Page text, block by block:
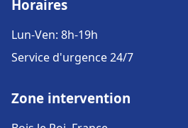
Horaires
Lun-Ven: 8h-19h
Service d'urgence 24/7
Zone intervention